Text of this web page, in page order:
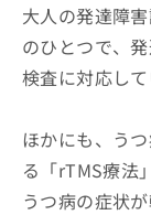
大人の発達障
のひとつで、
検査に対応して
ほかにも、う
る「rTMS療法
うつ病の症状